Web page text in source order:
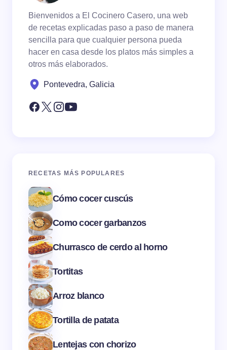
Bienvenidos a El Cocinero Casero, una web
de recetas explicadas paso a paso de manera
sencilla para que cualquier persona pueda
hacer en casa desde los platos más simples a
otros más elaborados.
Pontevedra, Galicia
RECETAS MÁS POPULARES
Cómo cocer cuscús
Como cocer garbanzos
Churrasco de cerdo al horno
Tortitas
Arroz blanco
Tortilla de patata
Lentejas con chorizo